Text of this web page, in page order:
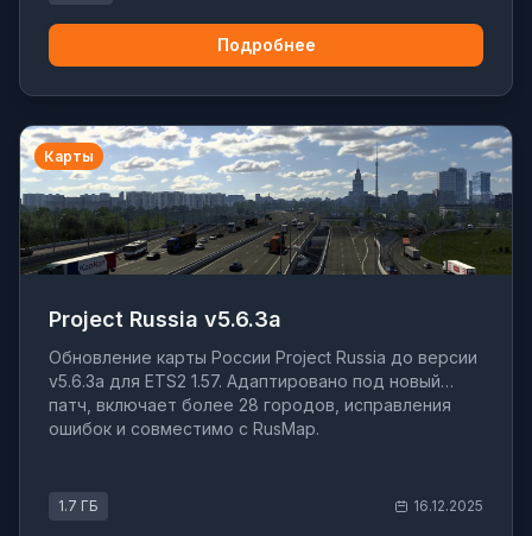
Подробнее
Карты
Project Russia v5.6.3a
Обновление карты России Project Russia до версии
v5.6.3a для ETS2 1.57. Адаптировано под новый
патч, включает более 28 городов, исправления
ошибок и совместимо с RusMap.
1.7 ГБ 16.12.2025